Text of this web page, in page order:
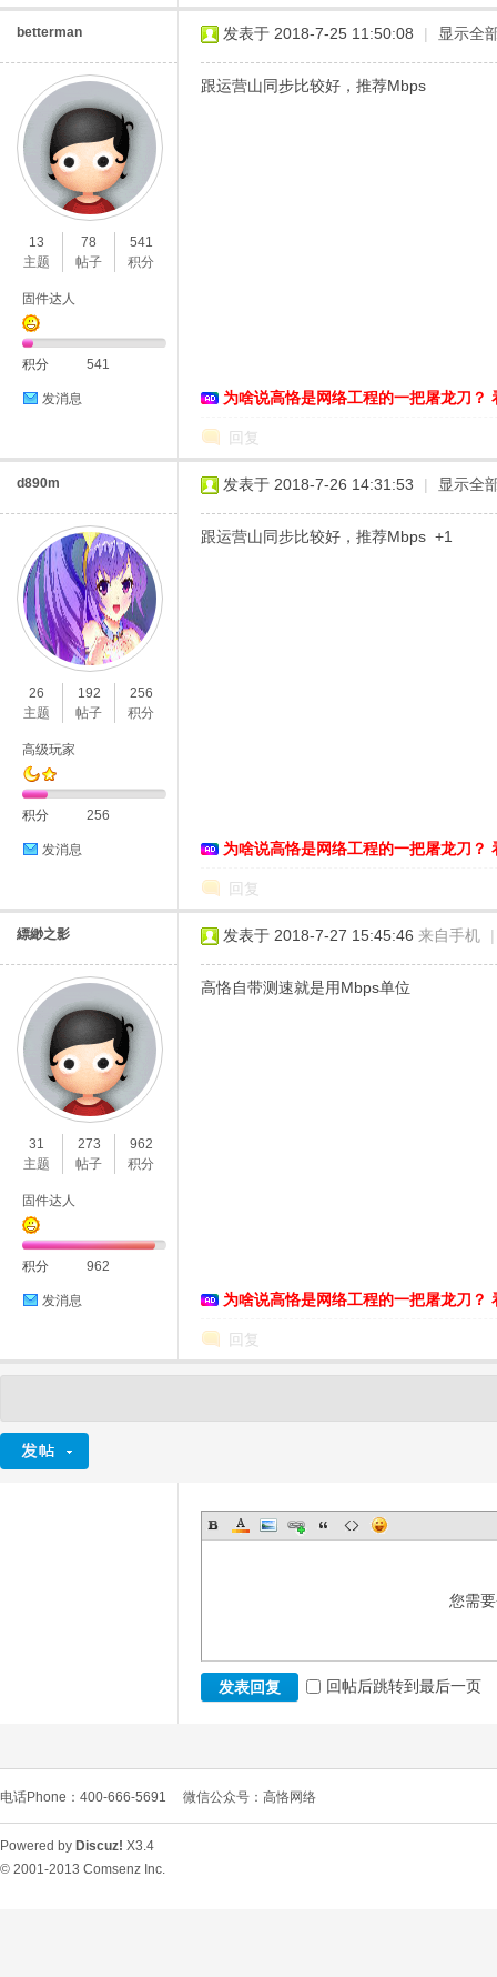
betterman
13
主题
78
帖子
541
积分
固件达人
积分 541
发消息
发表于 2018-7-25 11:50:08 | 显示全
跟运营山同步比较好，推荐Mbps
为啥说高恪是网络工程的一把屠龙刀？
回复
d890m
26
主题
192
帖子
256
积分
高级玩家
积分 256
发消息
发表于 2018-7-26 14:31:53 | 显示全
跟运营山同步比较好，推荐Mbps +1
为啥说高恪是网络工程的一把屠龙刀？
回复
縹緲之影
31
主题
273
帖子
962
积分
固件达人
积分 962
发消息
发表于 2018-7-27 15:45:46 来自手机 |
高恪自带测速就是用Mbps单位
为啥说高恪是网络工程的一把屠龙刀？
回复
您需
发表回复 回帖后跳转到最后一页
电话Phone：400-666-5691 微信公众号：高恪网络
Powered by Discuz! X3.4
© 2001-2013 Comsenz Inc.